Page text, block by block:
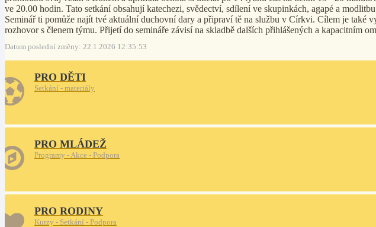
ve 20.00 hodin. Tato setkání obsahují katechezi, svědectví, sdílení ve skupinkách, agapé a
Seminář ti pomůže najít tvé aktuální duchovní dary a připraví tě na službu v Církvi. Cílem je také
rozhovor s členem týmu. Přijetí do semináře závisí na skladbě dalších přihlášených a kapacitním
Datum poslední změny: 22.1.2026 12:35:53
PRO DĚTI
Setkání - materiály
PRO MLÁDEŽ
Programy - Akce - Podpora
PRO RODINY
Kurzy - Setkání - Podpora